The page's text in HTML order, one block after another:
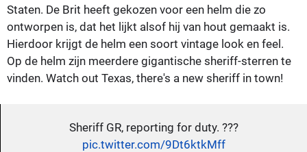
Staten. De Brit heeft gekozen voor een helm die zo
ontworpen is, dat het lijkt alsof hij van hout gemaakt is.
Hierdoor krijgt de helm een soort vintage look en feel.
Op de helm zijn meerdere gigantische sheriff-sterren te
vinden. Watch out Texas, there's a new sheriff in town!
Sheriff GR, reporting for duty. ???
pic.twitter.com/9Dt6ktkMff